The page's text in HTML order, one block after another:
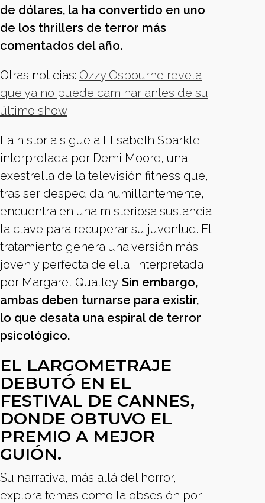
de dólares, la ha convertido en uno
de los thrillers de terror más
comentados del año.
Otras noticias: Ozzy Osbourne revela
que ya no puede caminar antes de su
último show
La historia sigue a Elisabeth Sparkle
interpretada por Demi Moore, una
exestrella de la televisión fitness que,
tras ser despedida humillantemente,
encuentra en una misteriosa sustancia
la clave para recuperar su juventud. El
tratamiento genera una versión más
joven y perfecta de ella, interpretada
por Margaret Qualley. Sin embargo,
ambas deben turnarse para existir,
lo que desata una espiral de terror
psicológico.
EL LARGOMETRAJE
DEBUTÓ EN EL
FESTIVAL DE CANNES,
DONDE OBTUVO EL
PREMIO A MEJOR
GUIÓN.
Su narrativa, más allá del horror,
explora temas como la obsesión por